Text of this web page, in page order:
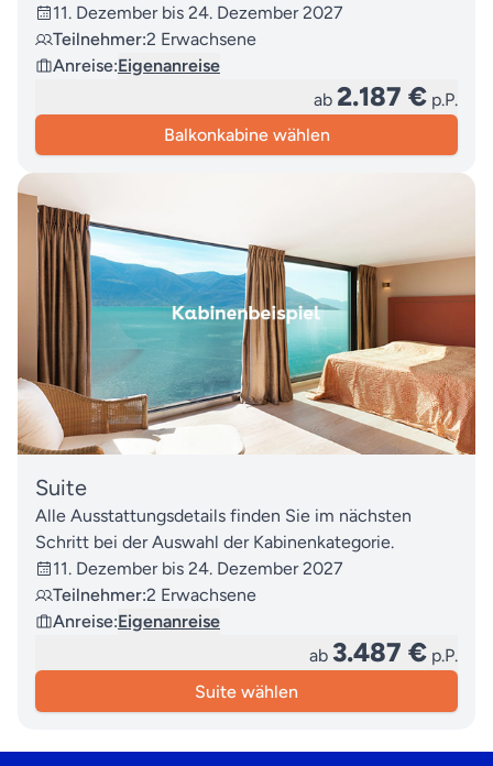
11. Dezember bis 24. Dezember 2027
Teilnehmer:2 Erwachsene
Anreise:Eigenanreise
ab 2.187 € p.P.
Balkonkabine wählen
Suite
Alle Ausstattungsdetails finden Sie im nächsten
Schritt bei der Auswahl der Kabinenkategorie.
11. Dezember bis 24. Dezember 2027
Teilnehmer:2 Erwachsene
Anreise:Eigenanreise
ab 3.487 € p.P.
Suite wählen